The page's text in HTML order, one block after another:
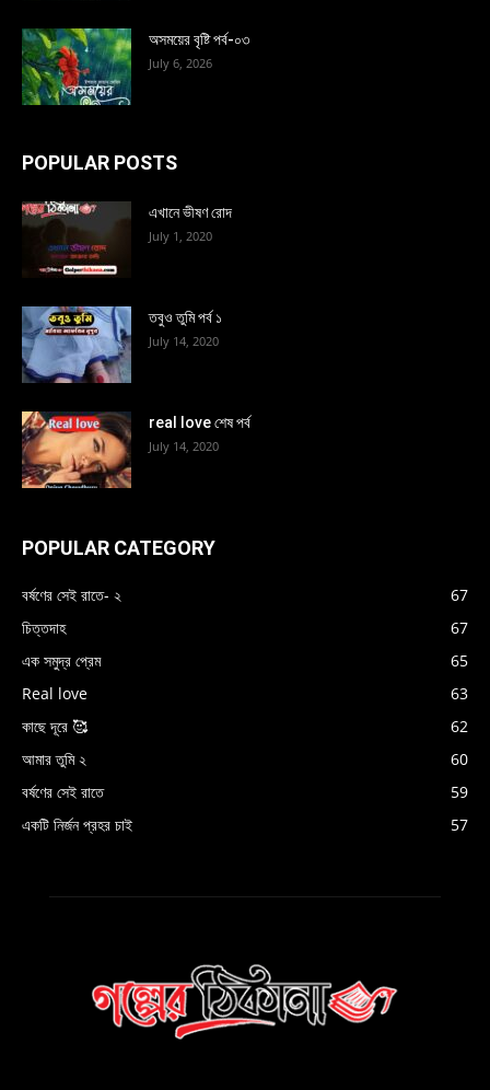
অসময়ের বৃষ্টি পর্ব-০৩
July 6, 2026
POPULAR POSTS
এখানে ভীষণ রোদ
July 1, 2020
তবুও তুমি পর্ব ১
July 14, 2020
real love শেষ পর্ব
July 14, 2020
POPULAR CATEGORY
বর্ষণের সেই রাতে- ২
67
চিত্তদাহ
67
এক সমুদ্র প্রেম
65
Real love
63
কাছে দূরে 🥰
62
আমার তুমি ২
60
বর্ষণের সেই রাতে
59
একটি নির্জন প্রহর চাই
57